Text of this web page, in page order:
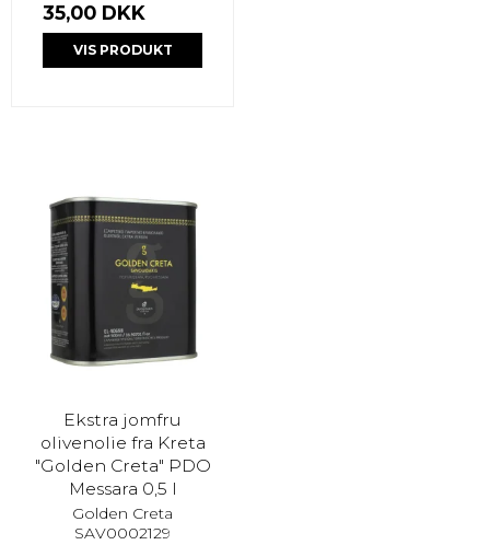
35,00 DKK
VIS PRODUKT
Ekstra jomfru
olivenolie fra Kreta
"Golden Creta" PDO
Messara 0,5 l
Golden Creta
SAV0002129